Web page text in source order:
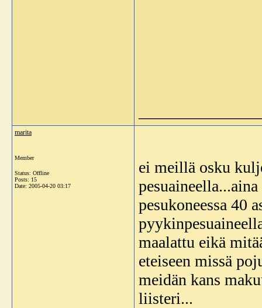
marita
Member
Status: Offline
Posts: 15
Date: 2005-04-20 03:17
ei meillä osku
pesukoneessa 40
maalattu eikä
eteiseen missä
meidän kans
liisteri...